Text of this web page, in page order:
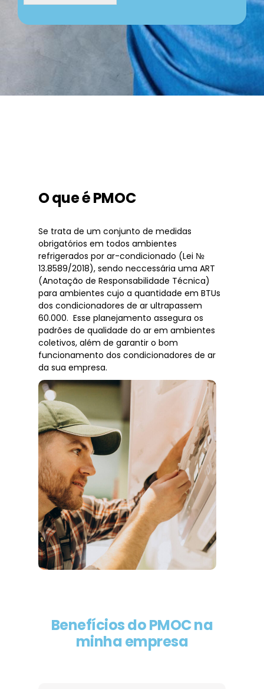
O que é PMOC
Se trata de um conjunto de medidas
obrigatórios em todos ambientes
refrigerados por ar-condicionado (Lei №
13.8589/2018), sendo neccessária uma ART
(Anotação de Responsabilidade Técnica)
para ambientes cujo a quantidade em BTUs
dos condicionadores de ar ultrapassem
60.000. Esse planejamento assegura os
padrões de qualidade do ar em ambientes
coletivos, além de garantir o bom
funcionamento dos condicionadores de ar
da sua empresa.
Benefícios do PMOC na
minha empresa